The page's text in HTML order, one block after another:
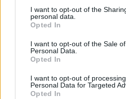
I want to opt-out of the
personal data.
Opted In
I want to opt-out of the Sale
Personal Data.
Opted In
I want to opt-out of
Personal Data for Targeted
Opted In
KAPCSOLÓDÓ CIKKEK TÖBB
Elektromos
Kína szigorú
5% lehet a hiba
A Leapmotor